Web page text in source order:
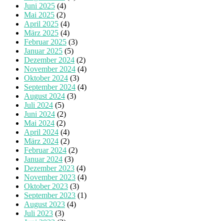
Juni 2025 (4)
Mai 2025 (2)
April 2025 (4)
März 2025 (4)
Februar 2025 (3)
Januar 2025 (5)
Dezember 2024 (2)
November 2024 (4)
Oktober 2024 (3)
September 2024 (4)
August 2024 (3)
Juli 2024 (5)
Juni 2024 (2)
Mai 2024 (2)
April 2024 (4)
März 2024 (2)
Februar 2024 (2)
Januar 2024 (3)
Dezember 2023 (4)
November 2023 (4)
Oktober 2023 (3)
September 2023 (1)
August 2023 (4)
Juli 2023 (3)